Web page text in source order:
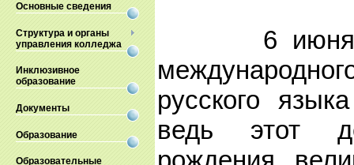
Основные сведения
Структура и органы
управления колледжа
Инклюзивное
образование
Документы
Образование
Образовательные
6 июня
русского
ведь этот